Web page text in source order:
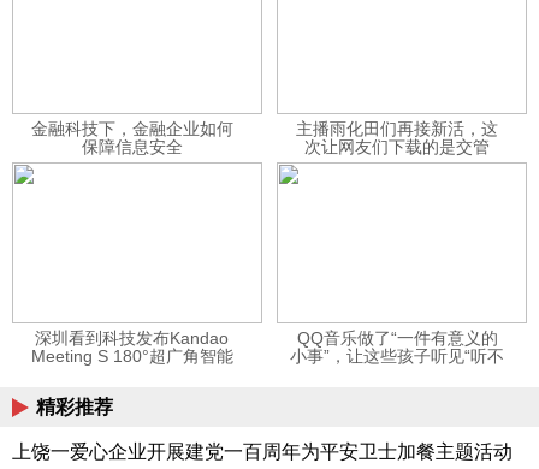
金融科技下，金融企业如何
保障信息安全
主播雨化田们再接新活，这
次让网友们下载的是交管
12123APP
深圳看到科技发布Kandao
Meeting S 180°超广角智能
QQ音乐做了“一件有意义的
小事”，让这些孩子听见“听不
精彩推荐
上饶一爱心企业开展建党一百周年为平安卫士加餐主题活动